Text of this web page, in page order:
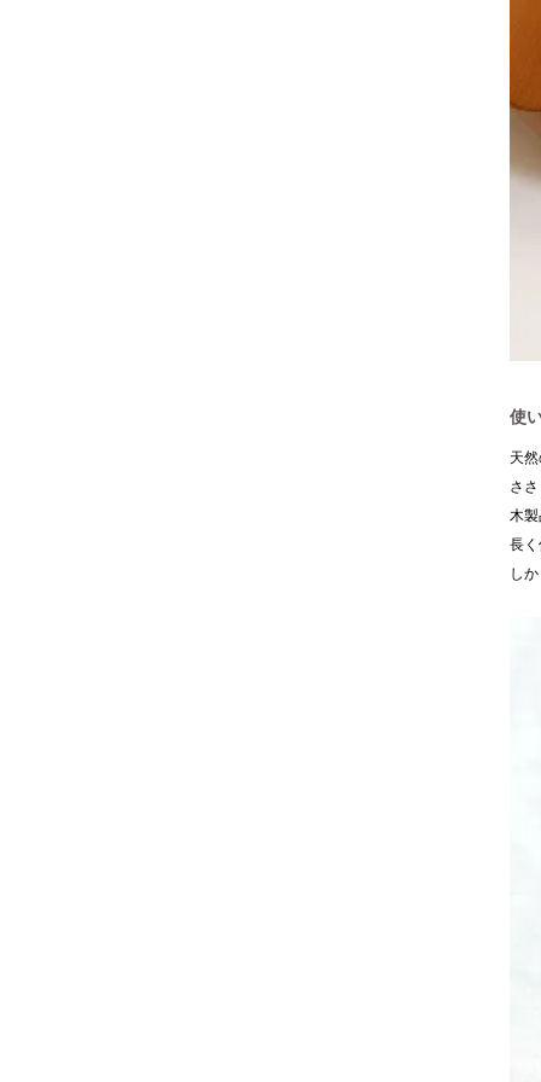
使
天
さ
木
長
し